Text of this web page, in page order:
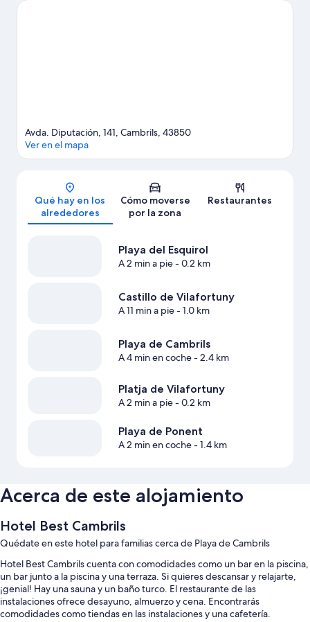
niños? Si es así, puedes llevarlos a Parque temático PortAventura
Mapa
Avda. Diputación, 141, Cambrils, 43850
Ver en el mapa
Qué hay en los
alrededores
Cómo moverse
por la zona
Restaurantes
Playa del Esquirol
A 2 min a pie- 0.2 km
Castillo de Vilafortuny
A 11 min a pie- 1.0 km
Playa de Cambrils
A 4 min en coche- 2.4 km
Platja de Vilafortuny
A 2 min a pie- 0.2 km
Playa de Ponent
A 2 min en coche- 1.4 km
Acerca de este alojamiento
Hotel Best Cambrils
Quédate en este hotel para familias cerca de Playa de Cambrils
Hotel Best Cambrils cuenta con comodidades como un bar en la piscina,
un bar junto a la piscina y una terraza. Si quieres descansar y relajarte,
¡genial! Hay una sauna y un baño turco. El restaurante de las
instalaciones ofrece desayuno, almuerzo y cena. Encontrarás
comodidades como tiendas en las instalaciones y una cafetería.